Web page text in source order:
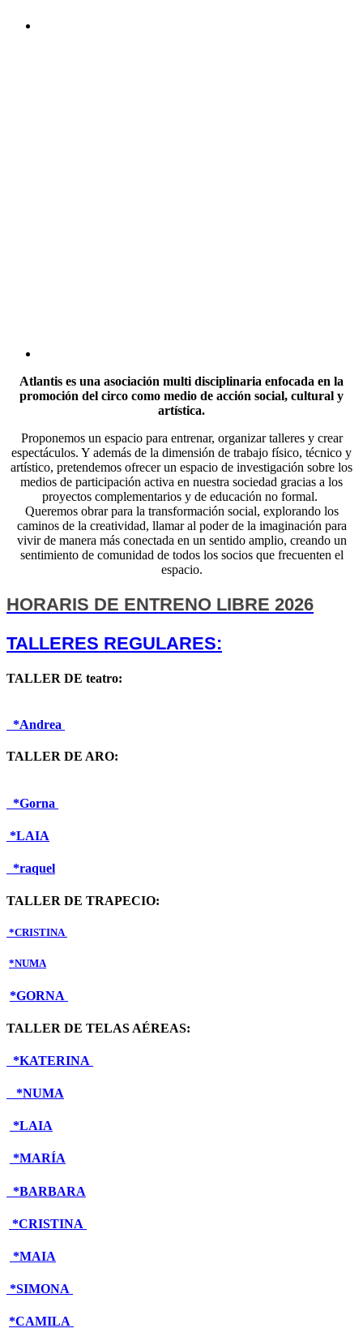
Atlantis es una asociación multi disciplinaria enfocada en la
promoción del circo como medio de acción social, cultural y
artística.
Proponemos un espacio para entrenar, organizar talleres y crear
espectáculos. Y además de la dimensión de trabajo físico, técnico y
artístico, pretendemos ofrecer un espacio de investigación sobre los
medios de participación activa en nuestra sociedad gracias a los
proyectos complementarios y de educación no formal.
Queremos obrar para la transformación social, explorando los
caminos de la creatividad, llamar al poder de la imaginación para
vivir de manera más conectada en un sentido amplio, creando un
sentimiento de comunidad de todos los socios que frecuenten el
espacio.
HORARIS DE ENTRENO LIBRE 2026
TALLERES REGULARES:
TALLER DE teatro:
*Andrea
TALLER DE ARO:
*Gorna
*LAIA
*raquel
TALLER DE TRAPECIO:
*CRISTINA
*NUMA
*GORNA
TALLER DE TELAS AÉREAS:
*KATERINA
*NUMA
*LAIA
*MARÍA
*BARBARA
*CRISTINA
*MAIA
*SIMONA
*CAMILA